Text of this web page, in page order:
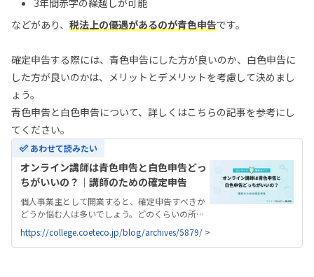
などがあり、 税法上の優遇があるのが青色申告です。
確定申告する際には、青色申告にした方が良いのか、白色申告に
した方が良いのかは、メリットとデメリットを考慮して決めまし
ょう。
青色申告と白色申告について、詳しくはこちらの記事を参考にし
てください。
あわせて読みたい
オンライン講師は青色申告と白色申告どっ
ちがいいの？｜講師のための確定申告
個人事業主として開業すると、確定申告すべきか
どうか悩む人は多いでしょう。どのくらいの所得
を超えたら確定申告すべきなのか、確定申告の種
類はどのように選ぶのか、どのような準備が必要
なのかなど、調べたり考えたりすることはたくさ
https://college.coeteco.jp/blog/archives/5879/ >